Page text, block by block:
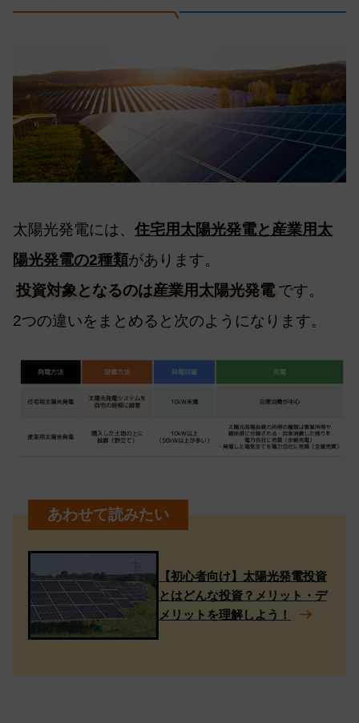
太陽光発電には、 住宅用太陽光発電と産業用太
陽光発電の2種類があります。
投資対象となるのは産業用太陽光発電 です。
2つの違いをまとめると次のようになります。
【初心者向け】太陽光発電投資
とはどんな投資？メリット・デ
メリットを理解しよう！